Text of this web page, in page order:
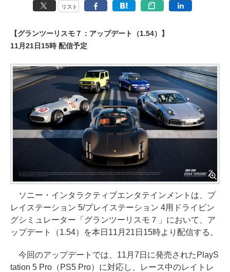
リスト
【グランツーリスモ７：アップデート（1.54）】
11月21日15時 配信予定
ソニー・インタラクティブエンタテインメントは、プ
レイステーション 5/プレイステーション 4用ドライビン
グシミュレーター「グランツーリスモ７」において、ア
ップデート（1.54）を本日11月21日15時より配信する。
今回のアップデートでは、11月7日に発売されたPlayS
tation 5 Pro（PS5 Pro）に対応し、レース中のレイトレ